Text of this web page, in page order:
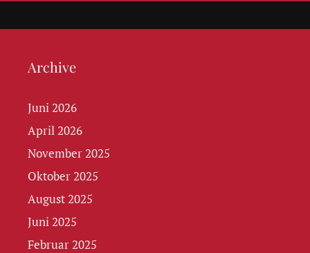
Archive
Juni 2026
April 2026
November 2025
Oktober 2025
August 2025
Juni 2025
Februar 2025